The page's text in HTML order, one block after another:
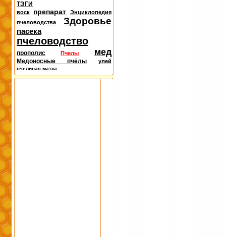
ТЭГИ
воск препарат
Энциклопедия
пчеловодства
Здоровье
пасека
пчеловодство
прополис Пчелы мед
Медоносные пчёлы улей
пчелиная матка